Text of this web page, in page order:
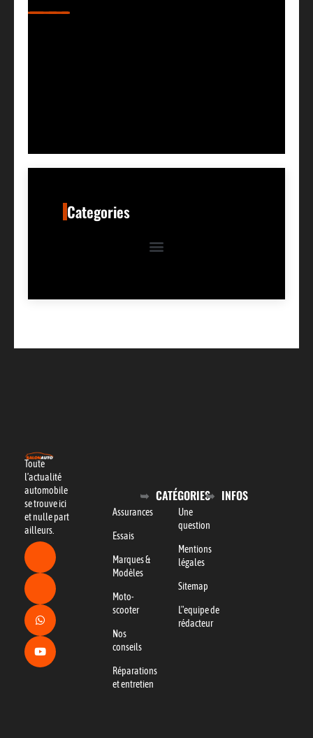
Categories
Toute
l’actualité
automobile
se trouve ici
et nulle part
ailleurs.
CATÉGORIES
Assurances
Essais
Marques &
Modèles
Moto-
scooter
Nos
conseils
Réparations
et entretien
INFOS
Une
question
Mentions
légales
Sitemap
L"equipe de
rédacteur